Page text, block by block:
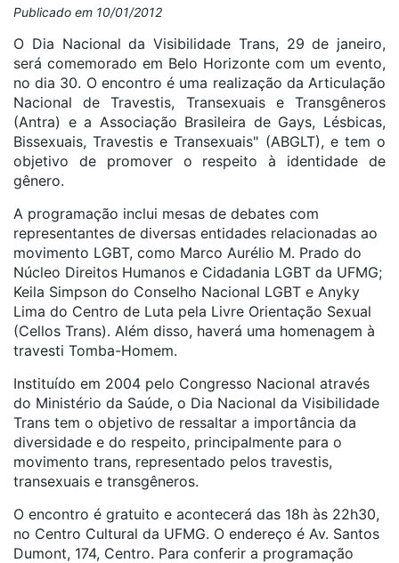
Publicado em 10/01/2012
O Dia Nacional da Visibilidade Trans, 29 de janeiro,
será comemorado em Belo Horizonte com um evento,
no dia 30. O encontro é uma realização da Articulação
Nacional de Travestis, Transexuais e Transgêneros
(Antra) e a Associação Brasileira de Gays, Lésbicas,
Bissexuais, Travestis e Transexuais" (ABGLT), e tem o
objetivo de promover o respeito à identidade de
gênero.
A programação inclui mesas de debates com
representantes de diversas entidades relacionadas ao
movimento LGBT, como Marco Aurélio M. Prado do
Núcleo Direitos Humanos e Cidadania LGBT da UFMG;
Keila Simpson do Conselho Nacional LGBT e Anyky
Lima do Centro de Luta pela Livre Orientação Sexual
(Cellos Trans). Além disso, haverá uma homenagem à
travesti Tomba-Homem.
Instituído em 2004 pelo Congresso Nacional através
do Ministério da Saúde, o Dia Nacional da Visibilidade
Trans tem o objetivo de ressaltar a importância da
diversidade e do respeito, principalmente para o
movimento trans, representado pelos travestis,
transexuais e transgêneros.
O encontro é gratuito e acontecerá das 18h às 22h30,
no Centro Cultural da UFMG. O endereço é Av. Santos
Dumont, 174, Centro. Para conferir a programação